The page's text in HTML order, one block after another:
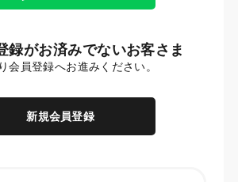
録がお済みでないお客さま
会員登録へお進みください。
新規会員登録